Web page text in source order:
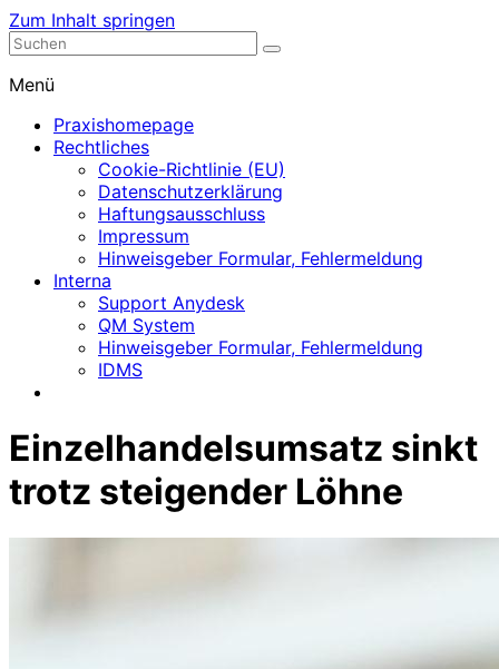
Zum Inhalt springen
Nephrologische Praxis mit Dialyse
Menü
Praxishomepage
Rechtliches
Cookie-Richtlinie (EU)
Datenschutzerklärung
Haftungsausschluss
Impressum
Hinweisgeber Formular, Fehlermeldung
Interna
Support Anydesk
QM System
Hinweisgeber Formular, Fehlermeldung
IDMS
Einzelhandelsumsatz sinkt
trotz steigender Löhne